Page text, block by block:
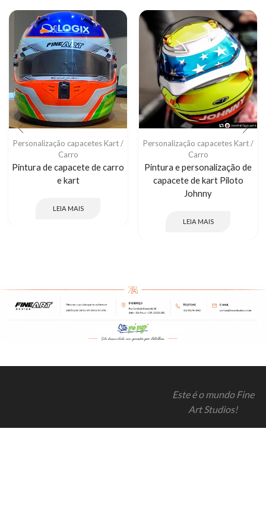
Personalização capacetes Kart /
Carro
Pintura de capacete de carro
e kart
LEIA MAIS
Personalização capacetes Kart /
Carro
Pintura e personalização de
capacete de kart Piloto
Johnny
LEIA MAIS
Este é o mundo Fine
Art Studios!